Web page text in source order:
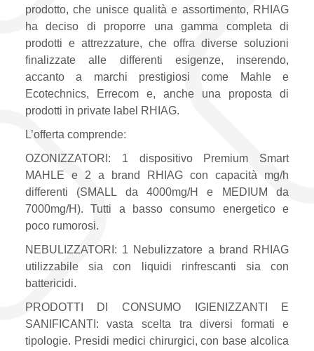
prodotto, che unisce qualità e assortimento, RHIAG
ha deciso di proporre una gamma completa di
prodotti e attrezzature, che offra diverse soluzioni
finalizzate alle differenti esigenze, inserendo,
accanto a marchi prestigiosi come Mahle e
Ecotechnics, Errecom e, anche una proposta di
prodotti in private label RHIAG.
L’offerta comprende:
OZONIZZATORI: 1 dispositivo Premium Smart
MAHLE e 2 a brand RHIAG con capacità mg/h
differenti (SMALL da 4000mg/H e MEDIUM da
7000mg/H). Tutti a basso consumo energetico e
poco rumorosi.
NEBULIZZATORI: 1 Nebulizzatore a brand RHIAG
utilizzabile sia con liquidi rinfrescanti sia con
battericidi.
PRODOTTI DI CONSUMO IGIENIZZANTI E
SANIFICANTI: vasta scelta tra diversi formati e
tipologie. Presidi medici chirurgici, con base alcolica